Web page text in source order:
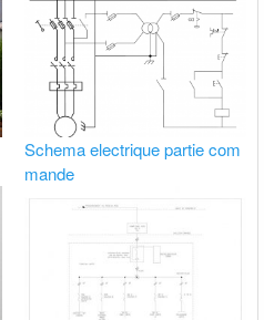
Schema electrique partie com
mande